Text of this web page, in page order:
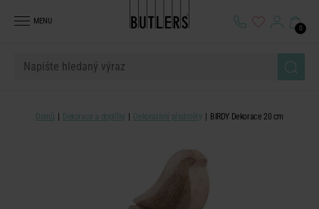
MENU
0
Domů Dekorace a doplňky Dekorativní předměty BIRDY Dekorace 20 cm